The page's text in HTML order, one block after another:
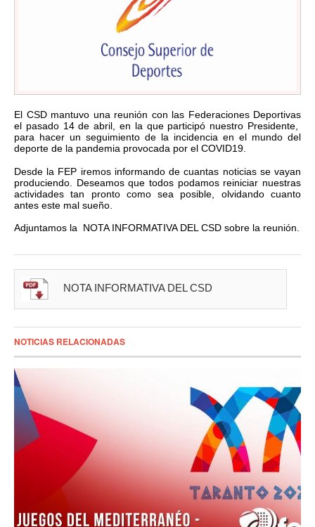
El CSD mantuvo una reunión con las Federaciones Deportivas
el pasado 14 de abril, en la que participó nuestro Presidente,
para hacer un seguimiento de la incidencia en el mundo del
deporte de la pandemia provocada por el COVID19.
Desde la FEP iremos informando de cuantas noticias se vayan
produciendo. Deseamos que todos podamos reiniciar nuestras
actividades tan pronto como sea posible, olvidando cuanto
antes este mal sueño.
Adjuntamos la NOTA INFORMATIVA DEL CSD sobre la reunión.
NOTA INFORMATIVA DEL CSD
NOTICIAS RELACIONADAS